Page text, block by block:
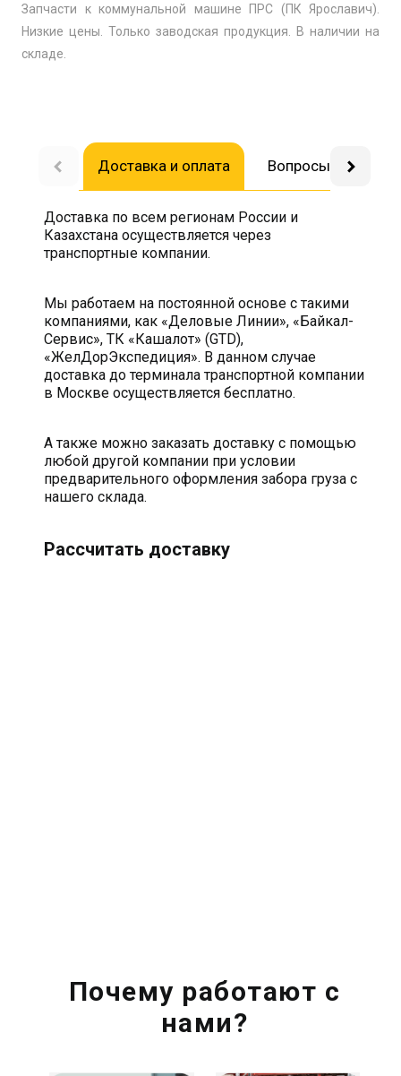
Запчасти к коммунальной машине ПРС (ПК Ярославич).
Низкие цены. Только заводская продукция. В наличии на
складе.
Доставка и оплата Вопросы-ответы
Доставка по всем регионам России и
Казахстана осуществляется через
транспортные компании.
Мы работаем на постоянной основе с такими
компаниями, как «Деловые Линии», «Байкал-
Сервис», ТК «Кашалот» (GTD),
«ЖелДорЭкспедиция». В данном случае
доставка до терминала транспортной компании
в Москве осуществляется бесплатно.
А также можно заказать доставку с помощью
любой другой компании при условии
предварительного оформления забора груза с
нашего склада.
Рассчитать доставку
Почему работают с
нами?